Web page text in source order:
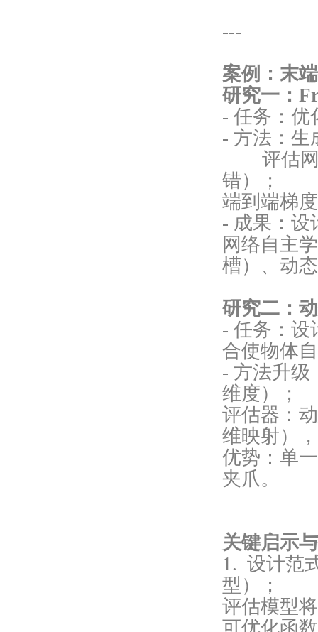
---
案例：末
研究一：
- 任务：优
- 方法：
评估网
错）；
端到端梯
- 成果：
网络自主
槽）、动
研究二：
- 任务：设
合使物体
- 方法升级
维度）；
评估器：
维映射）
优势：单
夹爪。
关键启示
1. 设计范
型）；
评估模型
可优化函